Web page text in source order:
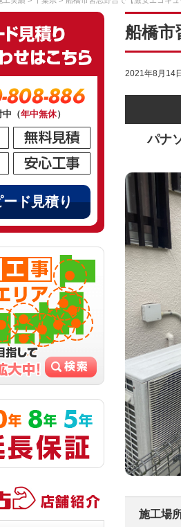
船橋市
2021年8月14
パナ
施工場
808-886
中（年中無休）
ード見積り